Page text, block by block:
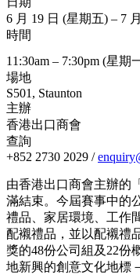
6 月 19 日 (星期五) – 7
時間
11:30am – 7:30pm (星期
場地
S501, Staunton
主辦
香港出口商會
查詢
+852 2730 2029 /
由香港出口商會主辦的
滿結束。今屆賽事中的
禮品、家居環境、工作
配襯禮品，並以配襯禮
獎的48份公司組及22份
地新興的創意文化地標